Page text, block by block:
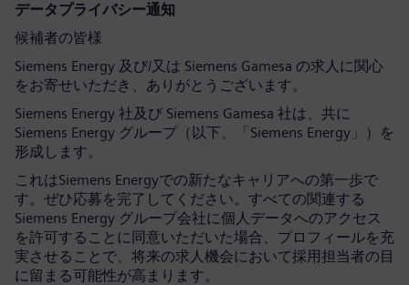
データプライバシー通知
候補者の皆様
Siemens Energy 及び/又は Siemens Gamesa の求人に関心
をお寄せいただき、ありがとうございます。
Siemens Energy 社及び Siemens Gamesa 社は、共に
Siemens Energy グループ（以下、「Siemens Energy」）を
形成します。
これはSiemens Energyでの新たなキャリアへの第一歩で
す。ぜひ応募を完了してください。すべての関連する
Siemens Energy グループ会社に個人データへのアクセス
を許可することに同意いただいた場合、プロフィールを充
実させることで、将来の求人機会において採用担当者の目
に留まる可能性が高まります。